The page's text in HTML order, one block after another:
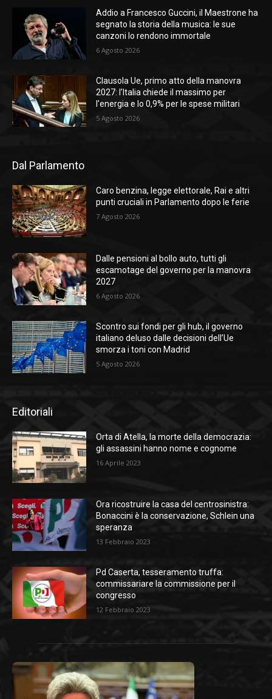
Addio a Francesco Guccini, il Maestrone ha
segnato la storia della musica: le sue
canzoni lo rendono immortale
6 Agosto 2026
Clausola Ue, primo atto della manovra
2027: l’Italia chiede il massimo per
l’energia e lo 0,9% per le spese militari
5 Agosto 2026
Dal Parlamento
Caro benzina, legge elettorale, Rai e altri
punti cruciali in Parlamento dopo le ferie
7 Agosto 2026
Dalle pensioni al bollo auto, tutti gli
escamotage del governo per la manovra
2027
6 Agosto 2026
Scontro sui fondi per gli hub, il governo
italiano deluso dalle decisioni dell’Ue
smorza i toni con Madrid
5 Agosto 2026
Editoriali
Orta di Atella, la morte della democrazia:
gli assassini hanno nome e cognome
16 Aprile 2023
Ora ricostruire la casa del centrosinistra:
Bonaccini è la conservazione, Schlein una
speranza
13 Febbraio 2023
Pd Caserta, tesseramento truffa:
commissariare la commissione per il
congresso
12 Febbraio 2023